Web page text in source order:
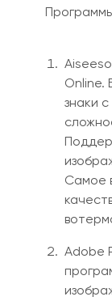
Online.
знаки
Самое
Adobe